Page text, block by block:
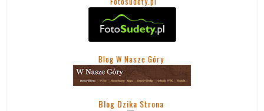
Blog W Nasze Góry
Blog Dzika Strona